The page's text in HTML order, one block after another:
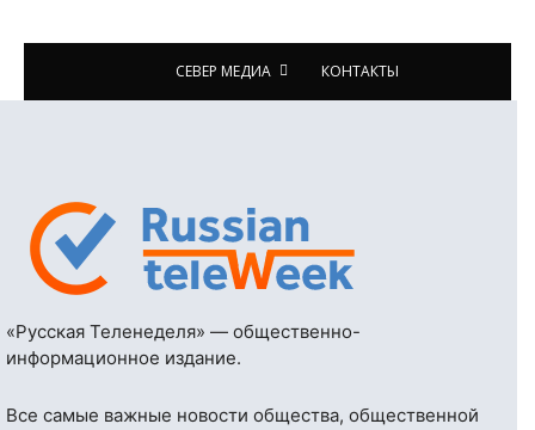
СЕВЕР МЕДИА КОНТАКТЫ
«Русская Теленеделя» — общественно-
информационное издание.
Все самые важные новости общества, общественной